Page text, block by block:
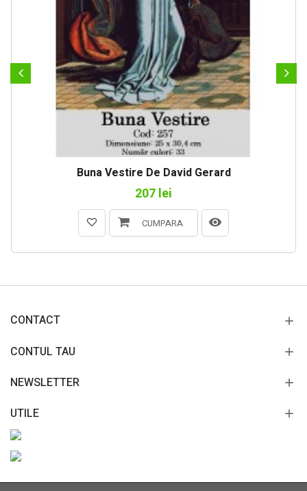
Buna Vestire De David Gerard
207 lei
CUMPARA
CONTACT
CONTUL TAU
NEWSLETTER
UTILE